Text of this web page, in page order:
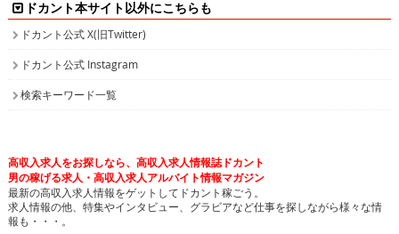
ドカント本サイト以外にこちらも
ドカント公式 X(旧Twitter)
ドカント公式 Instagram
検索キーワード一覧
高収入求人をお探しなら、高収入求人情報誌ドカント
男の稼げる求人・高収入求人アルバイト情報マガジン
最新の高収入求人情報をゲットしてドカント稼ごう。
求人情報の他、特集やインタビュー、グラビアなど仕事を探しながら様々な情
報も・・・。